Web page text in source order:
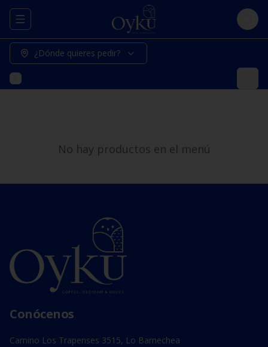
Abrir menu de navegación Login
¿Dónde quieres pedir?
No hay productos en el menú
Conócenos
Camino Los Trapenses 3515, Lo Barnechea